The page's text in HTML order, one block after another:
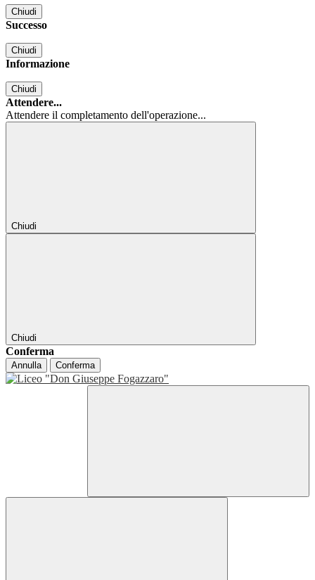
Chiudi
Successo
Chiudi
Informazione
Chiudi
Attendere...
Attendere il completamento dell'operazione...
Chiudi
Chiudi
Conferma
Annulla Conferma